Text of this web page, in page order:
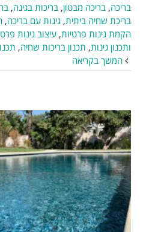
בריכה, בריכה מבטון, בריכות בגינה,
בריכת שחיה ביתית, גינות עם בריכה,
הקמת גינות פרטיות, עיצוב גינות
ותכנון גינות, תכנון בריכות שחיה,
המשך בקריאה